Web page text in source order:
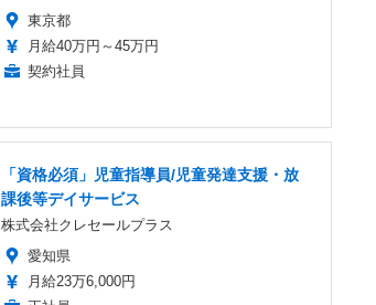
東京都
月給40万円～45万円
契約社員
「資格必須」児童指導員/児童発達支援・放
課後等デイサービス
株式会社クレセールプラス
愛知県
月給23万6,000円